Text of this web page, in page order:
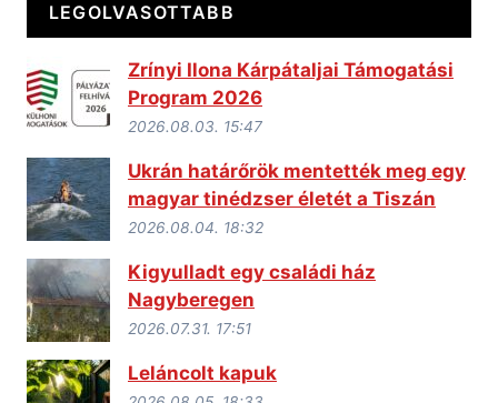
LEGOLVASOTTABB
Zrínyi Ilona Kárpátaljai Támogatási
Program 2026
2026.08.03. 15:47
Ukrán határőrök mentették meg egy
magyar tinédzser életét a Tiszán
2026.08.04. 18:32
Kigyulladt egy családi ház
Nagyberegen
2026.07.31. 17:51
Leláncolt kapuk